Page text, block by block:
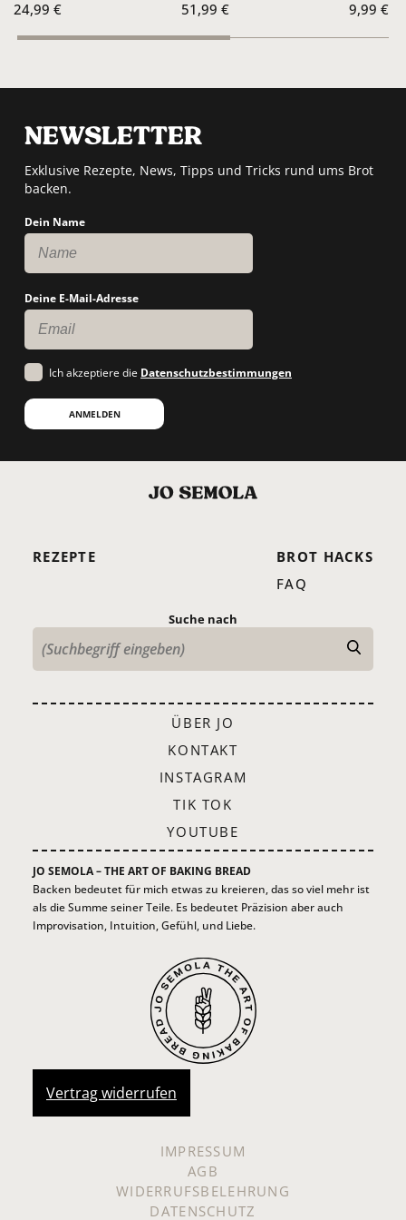
24,99 €
Ursprünglicher
51,99 €Aktueller
9,99 €
NEWSLETTER
Exklusive Rezepte, News, Tipps und Tricks rund ums Brot
backen.
Dein Name
Deine E-Mail-Adresse
Ich akzeptiere die Datenschutzbestimmungen
ANMELDEN
REZEPTE
BROT HACKS
FAQ
Suche nach
ÜBER JO
KONTAKT
INSTAGRAM
TIK TOK
YOUTUBE
JO SEMOLA – THE ART OF BAKING BREAD
Backen bedeutet für mich etwas zu kreieren, das so viel mehr ist
als die Summe seiner Teile. Es bedeutet Präzision aber auch
Improvisation, Intuition, Gefühl, und Liebe.
Vertrag widerrufen
IMPRESSUM
AGB
WIDERRUFSBELEHRUNG
DATENSCHUTZ